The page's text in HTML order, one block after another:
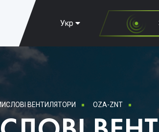
Укр
ВЕНТИЛЯТОРИ OZA-ZNT